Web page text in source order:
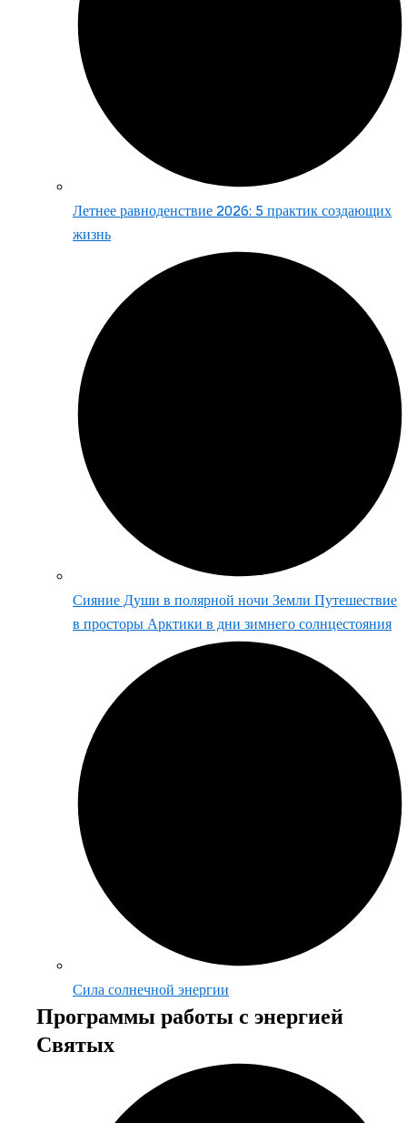
Летнее равноденствие 2026: 5 практик создающих
жизнь
Сияние Души в полярной ночи Земли Путешествие
в просторы Арктики в дни зимнего солнцестояния
Сила солнечной энергии
Программы работы с энергией
Святых